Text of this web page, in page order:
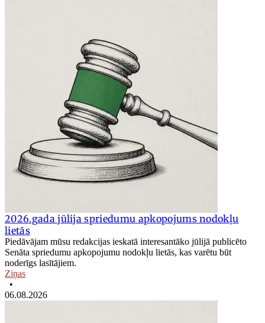
2026.gada jūlija spriedumu apkopojums nodokļu
lietās
Piedāvājam mūsu redakcijas ieskatā interesantāko jūlijā publicēto
Senāta spriedumu apkopojumu nodokļu lietās, kas varētu būt
noderīgs lasītājiem.
Ziņas
•
06.08.2026